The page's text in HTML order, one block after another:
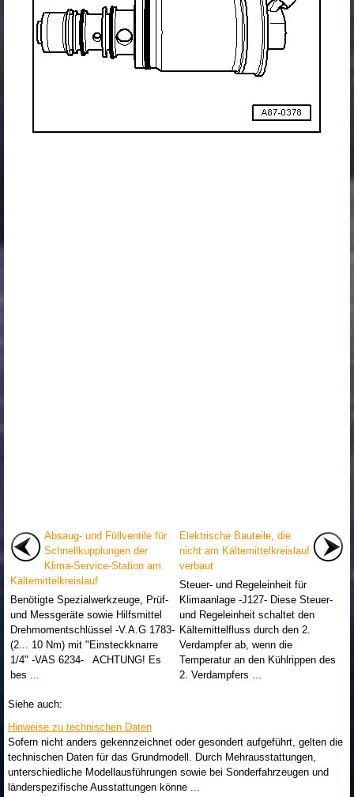
Absaug- und Füllventile für
Schnellkupplungen der
Klima-Service-Station am
Kältemittelkreislauf
Benötigte Spezialwerkzeuge, Prüf-
und Messgeräte sowie Hilfsmittel
Drehmomentschlüssel -V.A.G 1783-
(2... 10 Nm) mit "Einsteckknarre
1/4" -VAS 6234- ACHTUNG! Es
bes ...
Elektrische Bauteile, die
nicht am Kältemittelkreislauf
verbaut
Steuer- und Regeleinheit für
Klimaanlage -J127- Diese Steuer-
und Regeleinheit schaltet den
Kältemittelfluss durch den 2.
Verdampfer ab, wenn die
Temperatur an den Kühlrippen des
2. Verdampfers ...
Siehe auch:
Hinweise zu technischen Daten
Sofern nicht anders gekennzeichnet oder gesondert aufgeführt, gelten die
technischen Daten für das Grundmodell. Durch Mehrausstattungen,
unterschiedliche Modellausführungen sowie bei Sonderfahrzeugen und
länderspezifische Ausstattungen könne ...